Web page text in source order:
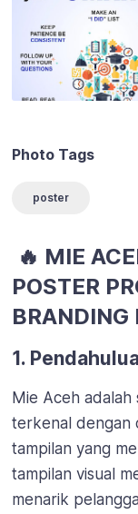
Photo Tags
poster
🔥 MIE
POSTER
BRANDING
1.
Mie Aceh adalah
terkenal dengan
tampilan yang
tampilan visual
menarik